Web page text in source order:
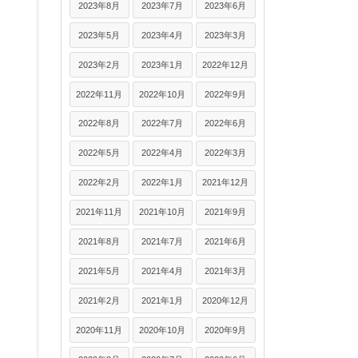
2023年8月 2023年7月 2023年6月
2023年5月 2023年4月 2023年3月
2023年2月 2023年1月 2022年12月
2022年11月 2022年10月 2022年9月
2022年8月 2022年7月 2022年6月
2022年5月 2022年4月 2022年3月
2022年2月 2022年1月 2021年12月
2021年11月 2021年10月 2021年9月
2021年8月 2021年7月 2021年6月
2021年5月 2021年4月 2021年3月
2021年2月 2021年1月 2020年12月
2020年11月 2020年10月 2020年9月